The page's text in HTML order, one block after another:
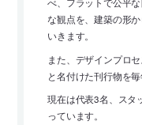
な観点を、建築の形
いきます。
また、デザインプロ
と名付けた刊行物を毎
現在は代表3名、スタ
っています。